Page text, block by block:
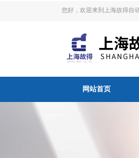
您好，欢迎来到上海故得自
网站首页